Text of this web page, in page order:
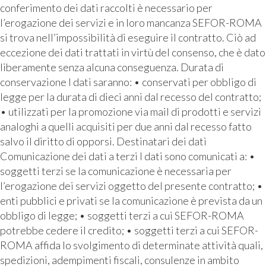
conferimento dei dati raccolti è necessario per
l’erogazione dei servizi e in loro mancanza SEFOR-ROMA
si trova nell’impossibilità di eseguire il contratto. Ciò ad
eccezione dei dati trattati in virtù del consenso, che è dato
liberamente senza alcuna conseguenza. Durata di
conservazione I dati saranno: • conservati per obbligo di
legge per la durata di dieci anni dal recesso del contratto;
• utilizzati per la promozione via mail di prodotti e servizi
analoghi a quelli acquisiti per due anni dal recesso fatto
salvo il diritto di opporsi. Destinatari dei dati
Comunicazione dei dati a terzi I dati sono comunicati a: •
soggetti terzi se la comunicazione è necessaria per
l’erogazione dei servizi oggetto del presente contratto; •
enti pubblici e privati se la comunicazione è prevista da un
obbligo di legge; • soggetti terzi a cui SEFOR-ROMA
potrebbe cedere il credito; • soggetti terzi a cui SEFOR-
ROMA affida lo svolgimento di determinate attività quali,
spedizioni, adempimenti fiscali, consulenze in ambito